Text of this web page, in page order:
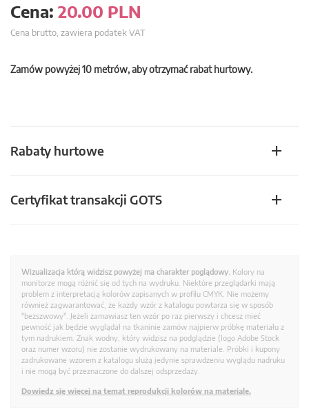
Cena: 20.00 PLN
Cena brutto, zawiera podatek VAT
Zamów powyżej 10 metrów, aby otrzymać rabat hurtowy.
Rabaty hurtowe
Certyfikat transakcji GOTS
Wizualizacja którą widzisz powyżej ma charakter poglądowy. Kolory na
monitorze mogą różnić się od tych na wydruku. Niektóre przeglądarki mają
problem z interpretacją kolorów zapisanych w profilu CMYK. Nie możemy
również zagwarantować, że każdy wzór z katalogu powtarza się w sposób
"bezszwowy". Jeżeli zamawiasz ten wzór po raz pierwszy i chcesz mieć
pewność jak będzie wyglądał na tkaninie zamów najpierw próbkę materiału z
tym nadrukiem. Znak wodny, który widzisz na podglądzie (logo Adobe Stock
oraz numer wzoru) nie zostanie wydrukowany na materiale. Próbki i kupony
zadrukowane wzorem z katalogu służą jedynie sprawdzeniu wyglądu nadruku
i nie mogą być przeznaczone do dalszej odsprzedaży.
Dowiedz się więcej na temat reprodukcji kolorów na materiale.